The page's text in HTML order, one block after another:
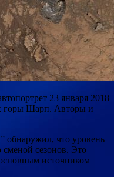
23 января 2018
горы Шарп. Авторы и
обнаружил, что уровень
сменой сезонов. Это
источником